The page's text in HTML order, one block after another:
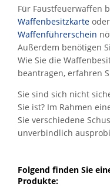
Für Faustfeuerwaffen
Waffenbesitzkarte
Waffenführerschein
Außerdem benötigen
Wie Sie die
beantragen, erfahren
Sie sind sich nicht
Sie ist? Im Rahmen
Sie verschiedene
unverbindlich
Folgend finden Sie
Produkte: